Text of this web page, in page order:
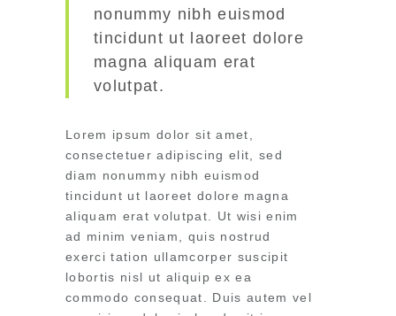
nonummy nibh euismod
tincidunt ut laoreet dolore
magna aliquam erat
volutpat.
Lorem ipsum dolor sit amet,
consectetuer adipiscing elit, sed
diam nonummy nibh euismod
tincidunt ut laoreet dolore magna
aliquam erat volutpat. Ut wisi enim
ad minim veniam, quis nostrud
exerci tation ullamcorper suscipit
lobortis nisl ut aliquip ex ea
commodo consequat. Duis autem vel